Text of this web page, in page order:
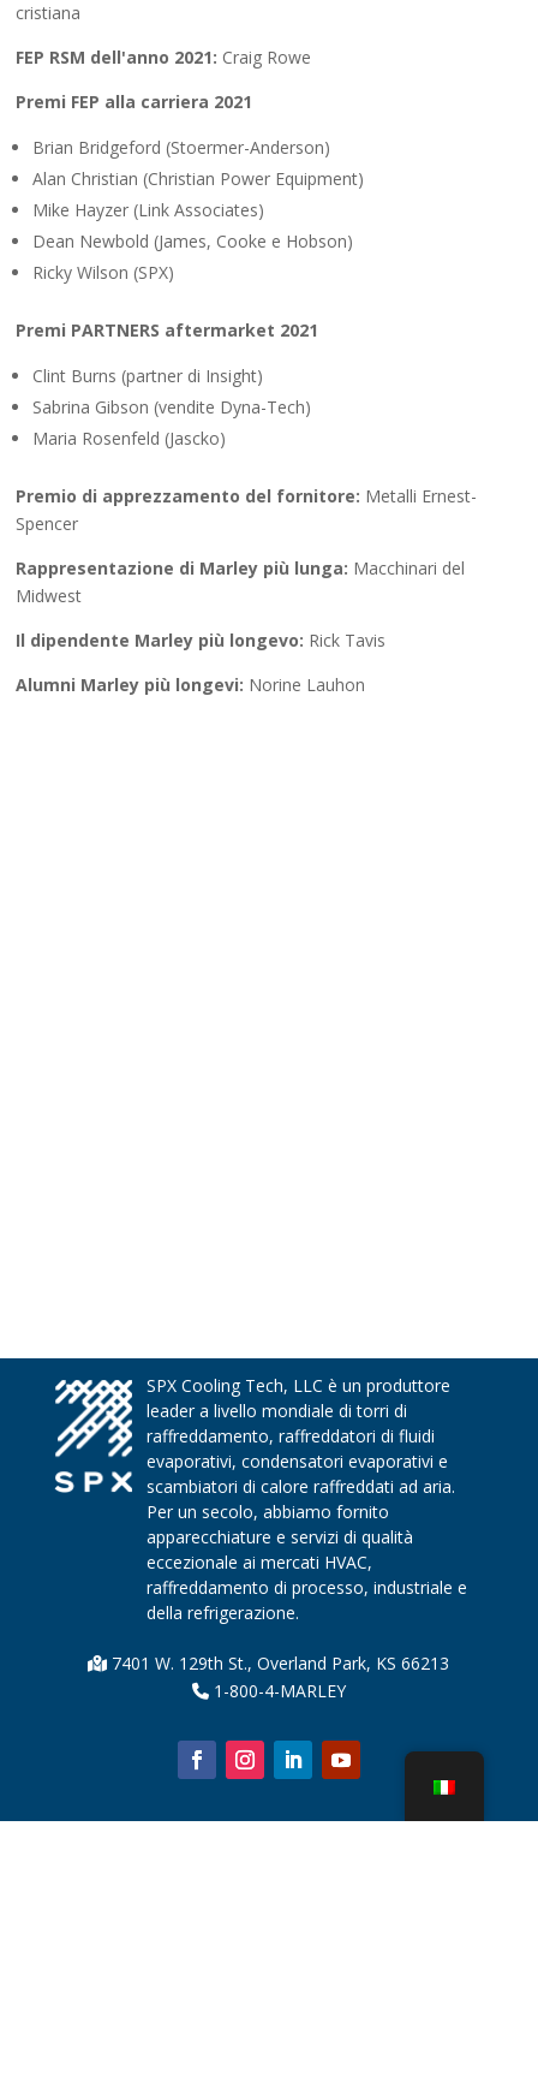
cristiana
FEP RSM dell'anno 2021: Craig Rowe
Premi FEP alla carriera 2021
Brian Bridgeford (Stoermer-Anderson)
Alan Christian (Christian Power Equipment)
Mike Hayzer (Link Associates)
Dean Newbold (James, Cooke e Hobson)
Ricky Wilson (SPX)
Premi PARTNERS aftermarket 2021
Clint Burns (partner di Insight)
Sabrina Gibson (vendite Dyna-Tech)
Maria Rosenfeld (Jascko)
Premio di apprezzamento del fornitore: Metalli Ernest-
Spencer
Rappresentazione di Marley più lunga: Macchinari del
Midwest
Il dipendente Marley più longevo: Rick Tavis
Alumni Marley più longevi: Norine Lauhon
SPX Cooling Tech, LLC è un produttore
leader a livello mondiale di torri di
raffreddamento, raffreddatori di fluidi
evaporativi, condensatori evaporativi e
scambiatori di calore raffreddati ad aria.
Per un secolo, abbiamo fornito
apparecchiature e servizi di qualità
eccezionale ai mercati HVAC,
raffreddamento di processo, industriale e
della refrigerazione.
7401 W. 129th St., Overland Park, KS 66213
1-800-4-MARLEY